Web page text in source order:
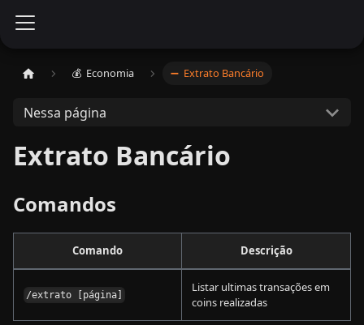
💰 ​ Economia ➖ ​ Extrato Bancário
Nessa página
Extrato Bancário
Comandos
Comando Descrição
/extrato [página]
Listar ultimas transações em
coins realizadas